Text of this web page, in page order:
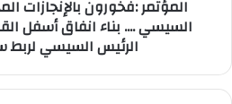
المحققه
الرئيس
المؤتمر :فخورون بالإنجازات
السيسي .... بناء انفاق أسفل
الرئيس السيسي لربط